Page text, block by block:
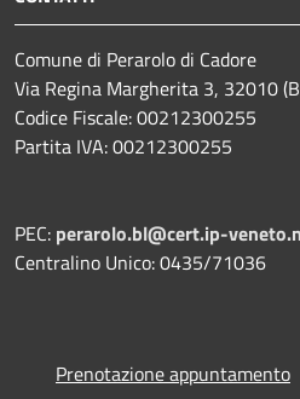
Comune di Perarolo di Cadore
Via Regina Margherita 3, 32010
Codice Fiscale: 00212300255
Partita IVA: 00212300255
PEC: perarolo.bl@cert.ip-
Centralino Unico: 0435/71036
Prenotazione appuntamento